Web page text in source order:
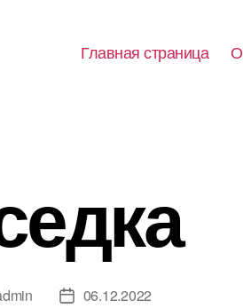
Главная страница
Дата06.12.2022